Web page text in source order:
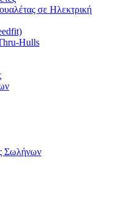
σε Ηλεκτρική
Hulls
Σωλήνων